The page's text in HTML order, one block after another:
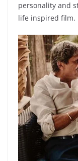
personality and
life inspired film.